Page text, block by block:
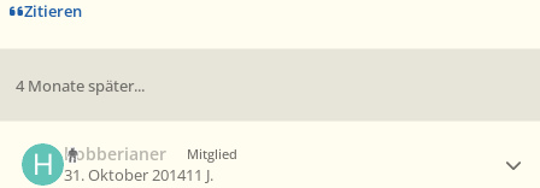
Zitieren
4 Monate später...
hobberianer Mitglied
31. Oktober 201411 J.